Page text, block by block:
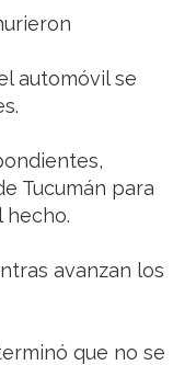
automóvil se
Tucumán para
hecho.
avanzan los
que no se